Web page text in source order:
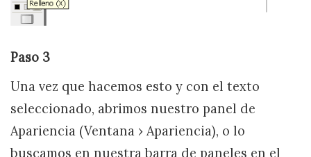
Paso 3
Una vez que hacemos esto y con el texto
seleccionado, abrimos nuestro panel de
Apariencia (Ventana › Apariencia), o lo
buscamos en nuestra barra de paneles en el